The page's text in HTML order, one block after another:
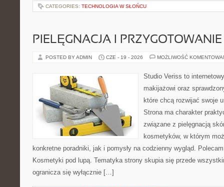
CATEGORIES: TECHNOLOGIA W SŁOŃCU
PIELĘGNACJA I
POSTED BY ADMIN CZE - 19 - 2026 MOŻLIWOŚĆ
Studio Veriss to
makijażowi oraz
które chcą rozwijać swoje
Strona ma charakter
związane z pielęgnacją
kosmetyków, w którym
konkretne poradniki, jak i pomysły na codzienny wygląd.
Kosmetyki pod lupą. Tematyka strony skupia się przede
ogranicza się wyłącznie […]